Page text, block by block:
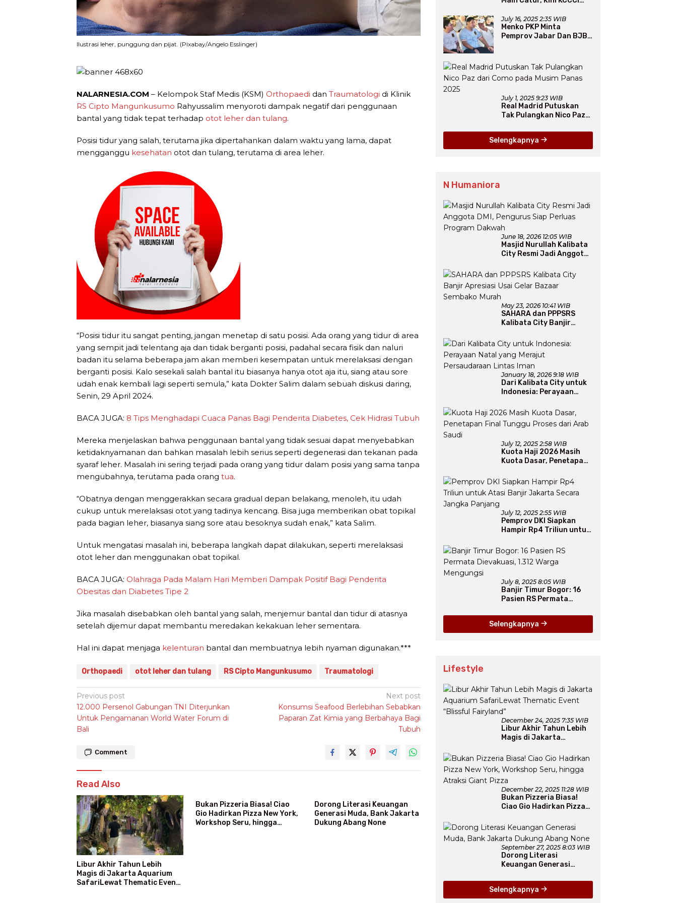
Ilustrasi leher, punggung dan pijat. (Pixabay/Angelo Esslinger)
NALARNESIA.COM – Kelompok Staf Medis (KSM) Orthopaedi dan Traumatologi di Klinik
RS Cipto Mangunkusumo Rahyussalim menyoroti dampak negatif dari penggunaan
bantal yang tidak tepat terhadap otot leher dan tulang.
Posisi tidur yang salah, terutama jika dipertahankan dalam waktu yang lama, dapat
mengganggu kesehatan otot dan tulang, terutama di area leher.
“Posisi tidur itu sangat penting, jangan menetap di satu posisi. Ada orang yang tidur di area
yang sempit jadi telentang aja dan tidak berganti posisi, padahal secara fisik dan naluri
badan itu selama beberapa jam akan memberi kesempatan untuk merelaksasi dengan
berganti posisi. Kalo sesekali salah bantal itu biasanya hanya otot aja itu, siang atau sore
udah enak kembali lagi seperti semula,” kata Dokter Salim dalam sebuah diskusi daring,
Senin, 29 April 2024.
BACA JUGA: 8 Tips Menghadapi Cuaca Panas Bagi Penderita Diabetes, Cek Hidrasi Tubuh
Mereka menjelaskan bahwa penggunaan bantal yang tidak sesuai dapat menyebabkan
ketidaknyamanan dan bahkan masalah lebih serius seperti degenerasi dan tekanan pada
syaraf leher. Masalah ini sering terjadi pada orang yang tidur dalam posisi yang sama tanpa
mengubahnya, terutama pada orang tua.
“Obatnya dengan menggerakkan secara gradual depan belakang, menoleh, itu udah
cukup untuk merelaksasi otot yang tadinya kencang. Bisa juga memberikan obat topikal
pada bagian leher, biasanya siang sore atau besoknya sudah enak,” kata Salim.
Untuk mengatasi masalah ini, beberapa langkah dapat dilakukan, seperti merelaksasi
otot leher dan menggunakan obat topikal.
BACA JUGA: Olahraga Pada Malam Hari Memberi Dampak Positif Bagi Penderita
Obesitas dan Diabetes Tipe 2
Jika masalah disebabkan oleh bantal yang salah, menjemur bantal dan tidur di atasnya
setelah dijemur dapat membantu meredakan kekakuan leher sementara.
Hal ini dapat menjaga kelenturan bantal dan membuatnya lebih nyaman digunakan.***
Orthopaedi otot leher dan tulang RS Cipto Mangunkusumo Traumatologi
Post
navigation
Previous post
12.000 Persenol Gabungan TNI Diterjunkan
Untuk Pengamanan World Water Forum di
Bali
Next post
Konsumsi Seafood Berlebihan Sebabkan
Paparan Zat Kimia yang Berbahaya Bagi
Tubuh
Comment
Read Also
Libur Akhir Tahun Lebih
Magis di Jakarta Aquarium
SafariLewat Thematic Event
Bukan Pizzeria Biasa! Ciao
Gio Hadirkan Pizza New York,
Workshop Seru, hingga
Dorong Literasi Keuangan
Generasi Muda, Bank Jakarta
Dukung Abang None
July 16, 2025 2:35 WIB
Menko PKP Minta
Pemprov Jabar Dan BJB
July 1, 2025 9:23 WIB
Real Madrid Putuskan
Tak Pulangkan Nico Paz
Panas 2025
Selengkapnya
N Humaniora
June 18, 2026 12:05 WIB
Masjid Nurullah Kalibata
City Resmi Jadi Anggota
Perluas Program Dakwah
May 23, 2026 10:41 WIB
SAHARA dan PPPSRS
Kalibata City Banjir
Bazaar Sembako Murah
January 18, 2026 9:18 WIB
Dari Kalibata City untuk
Indonesia: Perayaan
Persaudaraan Lintas
Iman
July 12, 2025 2:58 WIB
Kuota Haji 2026 Masih
Kuota Dasar, Penetapan
Arab Saudi
July 12, 2025 2:55 WIB
Pemprov DKI Siapkan
Hampir Rp4 Triliun untuk
Secara Jangka Panjang
July 8, 2025 8:05 WIB
Banjir Timur Bogor: 16
Pasien RS Permata
Mengungsi
Selengkapnya
Lifestyle
December 24, 2025 7:35 WIB
Libur Akhir Tahun Lebih
Magis di Jakarta
Thematic Event “Blissful
Fairyland”
December 22, 2025 11:28 WIB
Bukan Pizzeria Biasa!
Ciao Gio Hadirkan Pizza
Seru, hingga Atraksi
Giant Pizza
September 27, 2025 8:03 WIB
Dorong Literasi
Keuangan Generasi
Dukung Abang None
Selengkapnya